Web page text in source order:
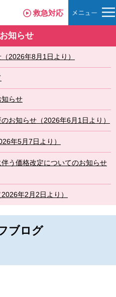
救急対応
知らせ
2026年8月1日より）
らせ
お知らせ（2026年6月1日より）
年5月7日より）
う価格改定についてのお知らせ
年2月2日より）
ブログ